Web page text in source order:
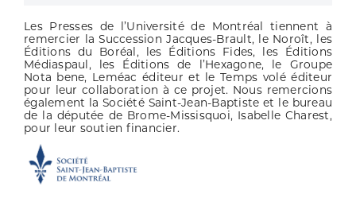
Les Presses de l’Université de Montréal tiennent à
remercier la Succession Jacques-Brault, le Noroît, les
Éditions du Boréal, les Éditions Fides, les Éditions
Médiaspaul, les Éditions de l’Hexagone, le Groupe
Nota bene, Leméac éditeur et le Temps volé éditeur
pour leur collaboration à ce projet. Nous remercions
également la Société Saint-Jean-Baptiste et le bureau
de la députée de Brome-Missisquoi, Isabelle Charest,
pour leur soutien financier.